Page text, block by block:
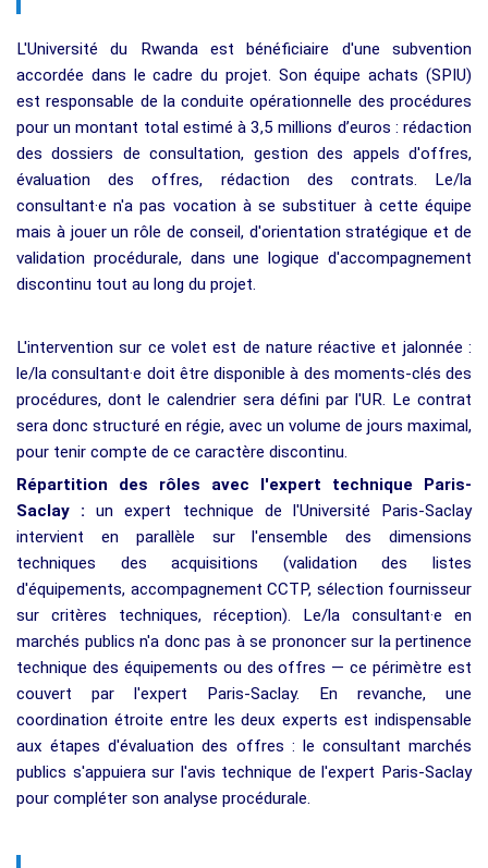
L'Université du Rwanda est bénéficiaire d'une subvention
accordée dans le cadre du projet. Son équipe achats (SPIU)
est responsable de la conduite opérationnelle des procédures
pour un montant total estimé à 3,5 millions d’euros : rédaction
des dossiers de consultation, gestion des appels d'offres,
évaluation des offres, rédaction des contrats. Le/la
consultant·e n'a pas vocation à se substituer à cette équipe
mais à jouer un rôle de conseil, d'orientation stratégique et de
validation procédurale, dans une logique d'accompagnement
discontinu tout au long du projet.
L'intervention sur ce volet est de nature réactive et jalonnée :
le/la consultant·e doit être disponible à des moments-clés des
procédures, dont le calendrier sera défini par l'UR. Le contrat
sera donc structuré en régie, avec un volume de jours maximal,
pour tenir compte de ce caractère discontinu.
Répartition des rôles avec l'expert technique Paris-
Saclay :un expert technique de l'Université Paris-Saclay
intervient en parallèle sur l'ensemble des dimensions
techniques des acquisitions (validation des listes
d'équipements, accompagnement CCTP, sélection fournisseur
sur critères techniques, réception). Le/la consultant·e en
marchés publics n'a donc pas à se prononcer sur la pertinence
technique des équipements ou des offres — ce périmètre est
couvert par l'expert Paris-Saclay. En revanche, une
coordination étroite entre les deux experts est indispensable
aux étapes d'évaluation des offres : le consultant marchés
publics s'appuiera sur l'avis technique de l'expert Paris-Saclay
pour compléter son analyse procédurale.